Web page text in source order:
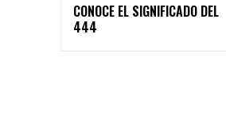
CONOCE EL SIGNIFICADO DEL
444